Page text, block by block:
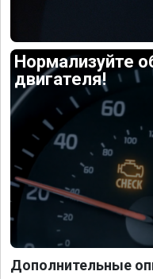
Нормализуйте
двигателя!
Дополнительные